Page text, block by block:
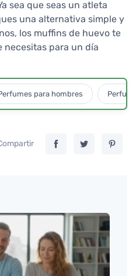
sea que seas un atleta
una alternativa simple y
los muffins de huevo te
necesitas para un día
para hombres